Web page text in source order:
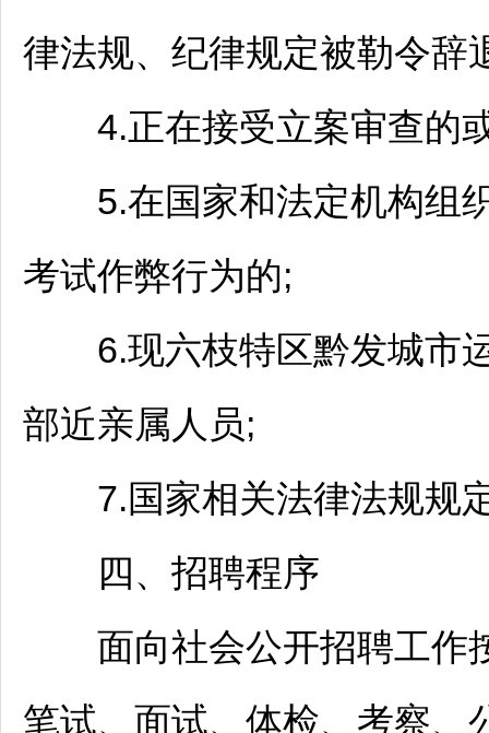
律法规、纪律规定被勒令辞
4.正在接受立案审查的
5.在国家和法定机构组织
考试作弊行为的;
6.现六枝特区黔发城市
部近亲属人员;
7.国家相关法律法规规
四、 招聘程序
面向社会公开招聘工作
笔试、面试、体检、考察、